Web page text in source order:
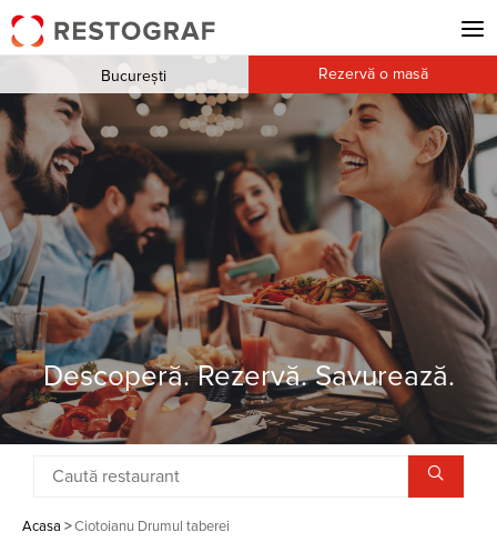
Descoperă. Rezervă. Savurează.
București Rezervă o masă
Acasa >Ciotoianu Drumul taberei